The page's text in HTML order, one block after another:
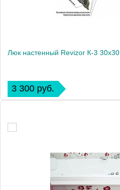
Люк настенный Revizor К-3 30x30
3 300 руб.